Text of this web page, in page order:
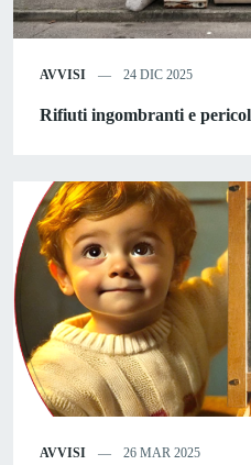
AVVISI 24 DIC 2025
Rifiuti ingombranti e
AVVISI 26 MAR 2025